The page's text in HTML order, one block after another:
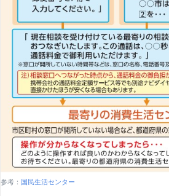
参考： 国民生活センター